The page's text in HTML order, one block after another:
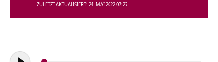
ZULETZT AKTUALISIERT: 24. MAI 2022 07:27
Audio-